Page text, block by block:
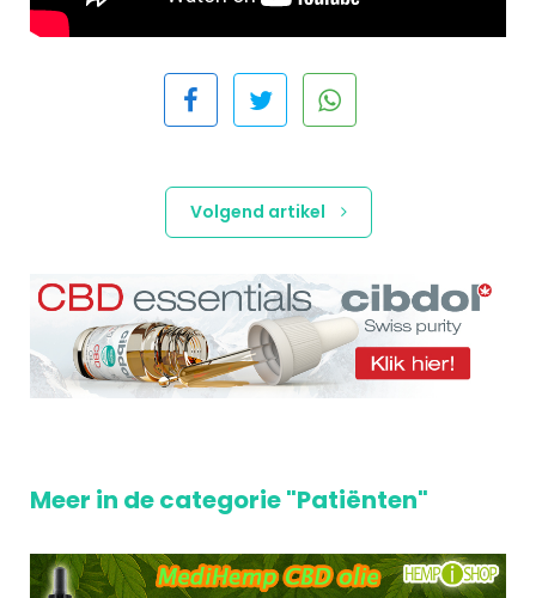
Volgend artikel
Meer in de categorie "Patiënten"